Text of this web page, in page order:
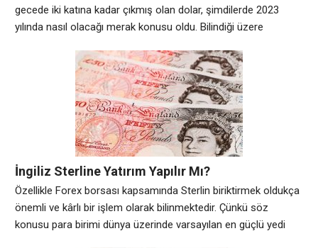
gecede iki katına kadar çıkmış olan dolar, şimdilerde 2023
yılında nasıl olacağı merak konusu oldu. Bilindiği üzere
da otomatikman doların ekonomiye etkilediğini gözler önüne
seriyor. Peki, yatırım yapmak isteyenler nasıl yol izlemeli?
Özellikle varını yoğunu yani
İngiliz Sterline Yatırım Yapılır Mı?
Özellikle Forex borsası kapsamında Sterlin biriktirmek oldukça
önemli ve kârlı bir işlem olarak bilinmektedir. Çünkü söz
konusu para birimi dünya üzerinde varsayılan en güçlü yedi